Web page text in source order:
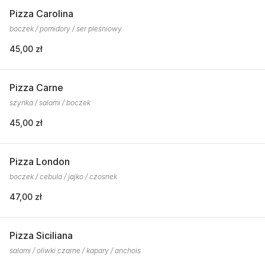
Pizza Carolina
boczek / pomidory / ser pleśniowy
45,00 zł
Pizza Carne
szynka / salami / boczek
45,00 zł
Pizza London
boczek / cebula / jajko / czosnek
47,00 zł
Pizza Siciliana
salami / oliwki czarne / kapary / anchois